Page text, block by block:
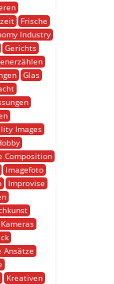
Frische
Industry
Gerichts
Glas
Images
Composition
Imagefoto
Improvise
Ansätze
Kreativen